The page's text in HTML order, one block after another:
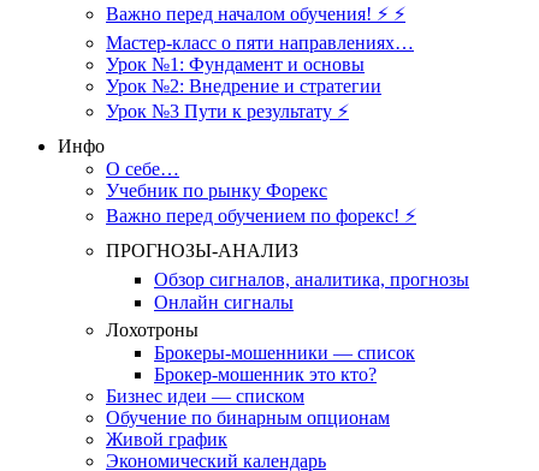
Важно перед началом обучения! ⚡ ⚡
Мастер-класс о пяти направлениях…
Урок №1: Фундамент и основы
Урок №2: Внедрение и стратегии
Урок №3 Пути к результату ⚡️
Инфо
О себе…
Учебник по рынку Форекс
Важно перед обучением по форекс! ⚡
ПРОГНОЗЫ-АНАЛИЗ
Обзор сигналов, аналитика, прогнозы
Онлайн сигналы
Лохотроны
Брокеры-мошенники — список
Брокер-мошенник это кто?
Бизнес идеи — списком
Обучение по бинарным опционам
Живой график
Экономический календарь